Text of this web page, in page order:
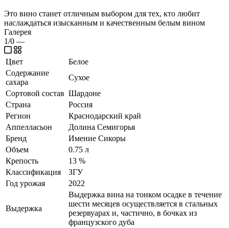
Это вино станет отличным выбором для тех, кто любит
наслаждаться изысканным и качественным белым вином
Галерея
1/0 —
Цвет
Белое
Содержание
сахара
Сухое
Сортовой состав Шардоне
Страна
Россия
Регион
Краснодарский край
Аппелласьон
Долина Семигорья
Бренд
Имение Сикоры
Объем
0.75 л
Крепость
13 %
Классификация
ЗГУ
Год урожая
2022
Выдержка
Выдержка вина на тонком осадке в течение
шести месяцев осуществляется в стальных
резервуарах и, частично, в бочках из
французского дуба